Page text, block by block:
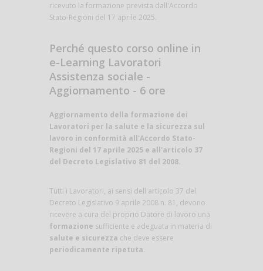
ricevuto la formazione prevista dall'Accordo
Stato-Regioni del 17 aprile 2025.
Perché questo corso online in
e-Learning Lavoratori
Assistenza sociale -
Aggiornamento - 6 ore
Aggiornamento della formazione dei
Lavoratori per la salute e la sicurezza sul
lavoro in conformità all'Accordo Stato-
Regioni del 17 aprile 2025 e all'articolo 37
del Decreto Legislativo 81 del 2008.
Tutti i Lavoratori, ai sensi dell'articolo 37 del
Decreto Legislativo 9 aprile 2008 n. 81, devono
ricevere a cura del proprio Datore di lavoro una
formazione sufficiente e adeguata in materia di
salute e sicurezza che deve essere
periodicamente ripetuta.